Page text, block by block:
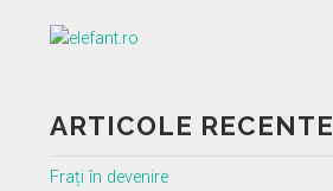
ARTICOLE RECENTE
Frați în devenire